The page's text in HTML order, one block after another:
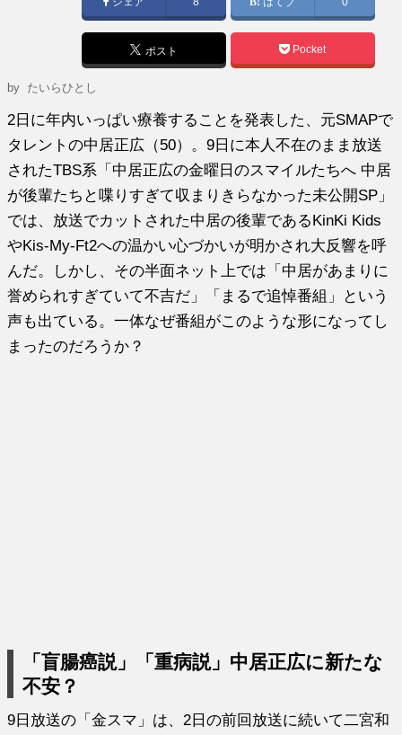
ポスト Pocket
by たいらひとし
2日に年内いっぱい療養することを発表した、元SMAPで
タレントの中居正広（50）。9日に本人不在のまま放送
されたTBS系「中居正広の金曜日のスマイルたちへ 中居
が後輩たちと喋りすぎて収まりきらなかった未公開SP」
では、放送でカットされた中居の後輩であるKinKi Kids
やKis-My-Ft2への温かい心づかいが明かされ大反響を呼
んだ。しかし、その半面ネット上では「中居があまりに
誉められすぎていて不吉だ」「まるで追悼番組」という
声も出ている。一体なぜ番組がこのような形になってし
まったのだろうか？
「盲腸癌説」「重病説」中居正広に新たな
不安？
9日放送の「金スマ」は、2日の前回放送に続いて二宮和